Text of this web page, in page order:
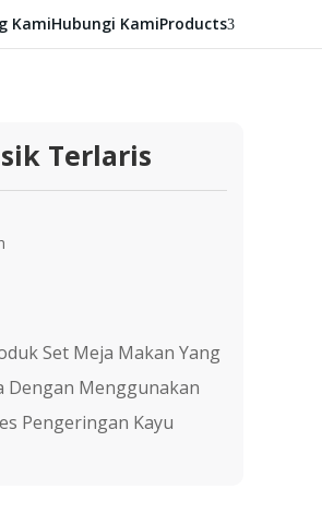
KamiHubungi KamiProducts3
Terlaris
Set Meja Makan Yang
Dengan Menggunakan
Pengeringan Kayu